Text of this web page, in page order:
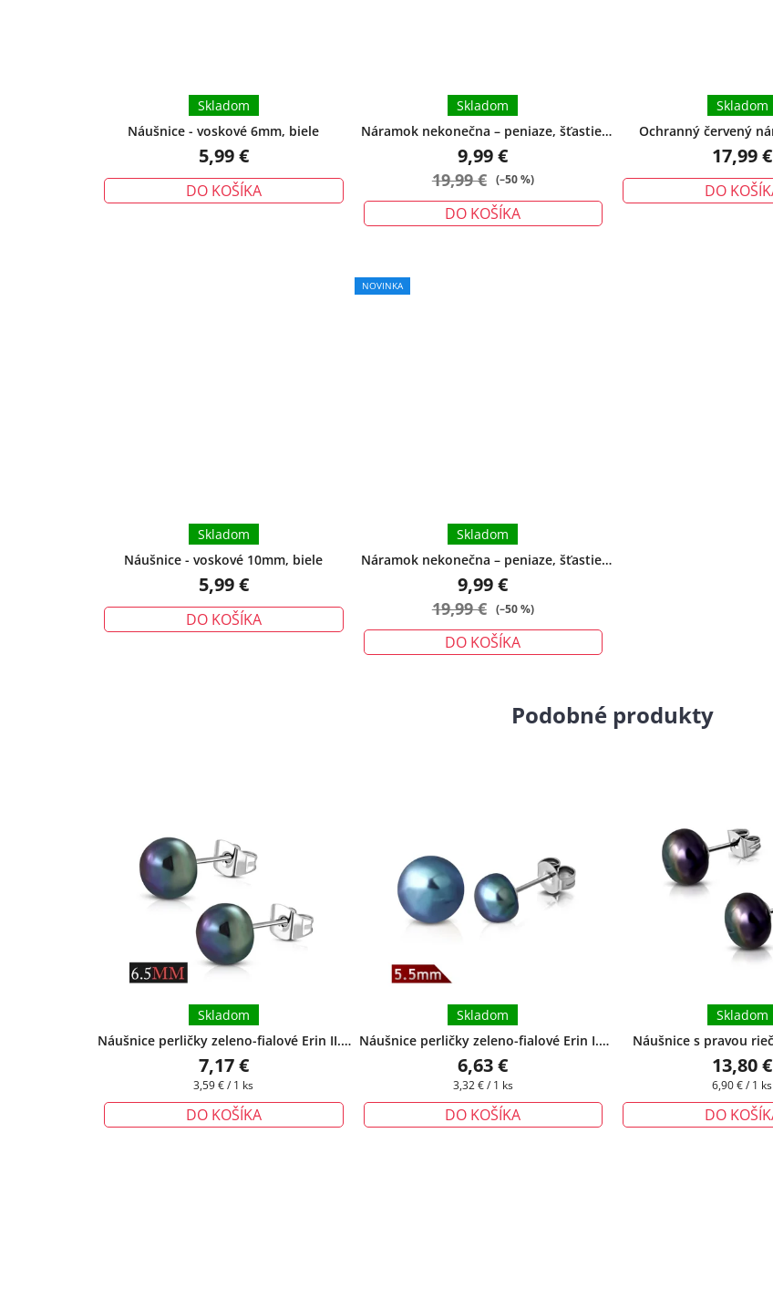
Náušnice - voskové 6mm, biele
Skladom
5,99 €
DO KOŠÍKA
Náramok nekonečna – peniaze, šťastie,
ochrana - malý
Skladom
9,99 €
19,99 € (–50 %)
DO KOŠÍKA
Ochranný červený
urieknutiu – tradičný
Skladom
17,99 €
DO
Náušnice - voskové 10mm, biele
Skladom
5,99 €
DO KOŠÍKA
NOVINKA
Náramok nekonečna – peniaze, šťastie,
ochrana - veľký
Skladom
9,99 €
19,99 € (–50 %)
DO KOŠÍKA
Podobné produkty
Náušnice perličky zeleno-fialové Erin II. -
6,5 mm
Skladom
7,17 €
Jednotková
3,59 € / 1 ks
DO KOŠÍKA
Náušnice perličky zeleno-fialové Erin I. -
5,5 mm
Skladom
6,63 €
Jednotková
3,32 € / 1 ks
DO KOŠÍKA
Náušnice s pravou
fialové 7 mm+
zadarmo
Skladom
13,80 €
Jednotková
6,90 € / 1 ks
DO